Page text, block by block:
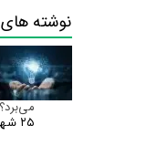
برگزاری برای شما
انتخاب و روی آن کلیک
نوشته های
می‌برد؟
۲۵ شهریور ۰۴